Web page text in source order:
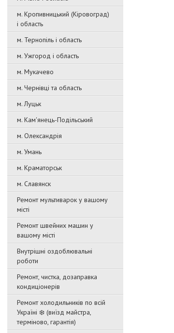
м. Кропивницький (Кіровоград)
і область
м. Тернопіль і область
м. Ужгород і область
м. Мукачево
м. Чернівці та область
м. Луцьк
м. Кам'янець-Подільський
м. Олександрія
м. Умань
м. Краматорськ
м. Славянск
Ремонт мультиварок у вашому
місті
Ремонт швейних машин у
вашому місті
Внутрішні оздоблювальні
роботи
Ремонт, чистка, дозаправка
кондиціонерів
Ремонт холодильників по всій
Україні ❄️ (виїзд майстра,
терміново, гарантія)